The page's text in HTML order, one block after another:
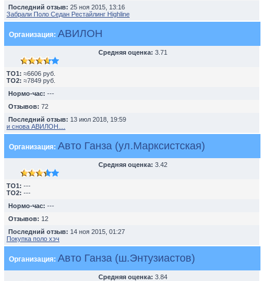
Последний отзыв: 25 ноя 2015, 13:16
Забрали Поло Седан Рестайлинг Highline
Организация: АВИЛОН
Средняя оценка: 3.71
TO1: ≈6606 руб.
TO2: ≈7849 руб.
Нормо-час: ---
Отзывов: 72
Последний отзыв: 13 июл 2018, 19:59
и снова АВИЛОН....
Организация: Авто Ганза (ул.Марксистская)
Средняя оценка: 3.42
TO1: ---
TO2: ---
Нормо-час: ---
Отзывов: 12
Последний отзыв: 14 ноя 2015, 01:27
Покупка поло хэч
Организация: Авто Ганза (ш.Энтузиастов)
Средняя оценка: 3.84